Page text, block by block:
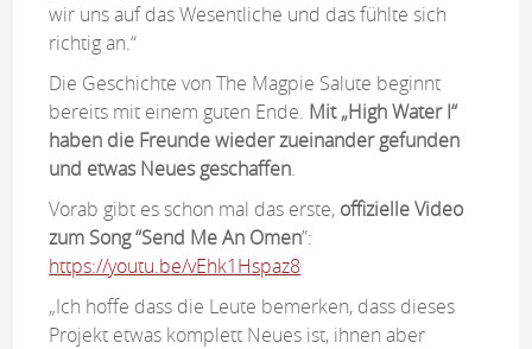
wir uns auf das Wesentliche und das fühlte sich
richtig an.“
Die Geschichte von The Magpie Salute beginnt
bereits mit einem guten Ende. Mit „High Water I“
haben die Freunde wieder zueinander gefunden
und etwas Neues geschaffen.
Vorab gibt es schon mal das erste, offizielle Video
zum Song “Send Me An Omen”:
https://youtu.be/vEhk1Hspaz8
„Ich hoffe dass die Leute bemerken, dass dieses
Projekt etwas komplett Neues ist, ihnen aber